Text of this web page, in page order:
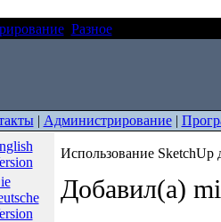
Разное
| Администрирование|
Использование SketchUp
Добавил(а)